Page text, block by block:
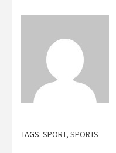
TAGS: SPORT, SPORTS